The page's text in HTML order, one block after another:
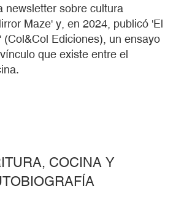
newsletter sobre cultura
Maze' y, en 2024, publicó 'El
(Col&Col Ediciones), un ensayo
que existe entre el
COCINA Y